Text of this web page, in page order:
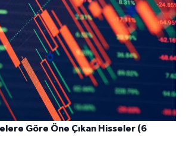
Göre Öne Çıkan Hisseler (6